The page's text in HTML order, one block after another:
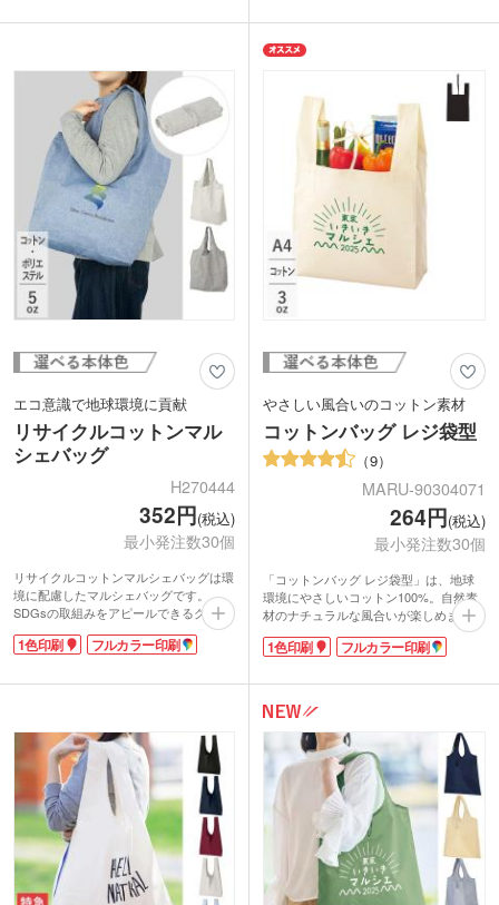
合皮のタグ部分にワンポイントで名入れ
のオリジナルグッズまで、幅広い用途に
おすすめです。
印刷が可能なので、ショップのオリジナ
ルロゴなど印刷して、ノベルティにいか
かですか?スーパーのレジ袋と同じ形な
のにロゴを入れただけでオリジナルのお
洒落バッグになりますよ。
エコ意識で地球環境に貢献
リサイクルコットンマル
シェバッグ
H270444
352円(税込)
最小発注数30個
リサイクルコットンマルシェバッグは環
境に配慮したマルシェバッグです。
SDGsの取組みをアピールできるグッズ
に最適です。リサイクルコットン特有の
生地で優しい風合い。肩掛けできる長い
ます。印刷面が大きいのでロゴ印刷が目
ばコンパクトに携帯も可能です。
グレー・ダークグレー・ブルーの3色か
ら選べ、幅広い層の方に使っていただけ
ます。
印刷は1色・フルカラー印刷に対応。
ecoを意識したショップのエコバッグや
イベント記念のオリジナルマルシェバッ
グを製作できます。
動画提供 : favorist_廣川株式会社
1色印刷 フルカラー印刷
やさしい風合いのコットン素材
コットンバッグ レジ袋型
9
MARU-90304071
264円(税込)
最小発注数30個
「コットンバッグ レジ袋型」は、地球
環境にやさしいコットン100%。自然素
材のナチュラルな風合いが楽しめます。
お買い物にぴったりのレジ袋型タイプ。
小さくたたんで持ち運び、さっと広げれ
色は素材の色合いを生かしたナチュラル
です。
1色印刷 フルカラー印刷